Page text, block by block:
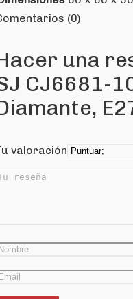
(0)
una
CJ6681-
valoración